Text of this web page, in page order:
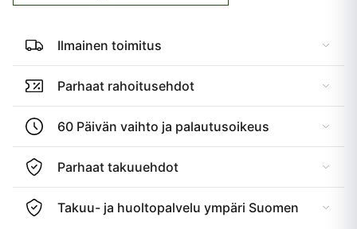
Ilmainen toimitus
Parhaat rahoitusehdot
60 Päivän vaihto ja palautusoikeus
Parhaat takuuehdot
Takuu- ja huoltopalvelu ympäri Suomen